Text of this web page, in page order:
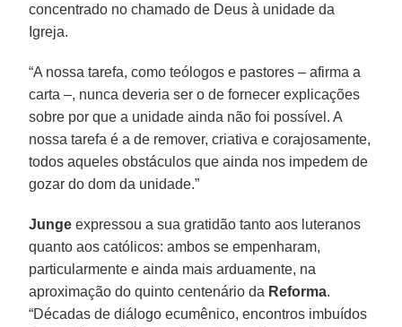
concentrado no chamado de Deus à unidade da
Igreja.
“A nossa tarefa, como teólogos e pastores – afirma a
carta –, nunca deveria ser o de fornecer explicações
sobre por que a unidade ainda não foi possível. A
nossa tarefa é a de remover, criativa e corajosamente,
todos aqueles obstáculos que ainda nos impedem de
gozar do dom da unidade.”
Junge expressou a sua gratidão tanto aos luteranos
quanto aos católicos: ambos se empenharam,
particularmente e ainda mais arduamente, na
aproximação do quinto centenário da Reforma.
“Décadas de diálogo ecumênico, encontros imbuídos